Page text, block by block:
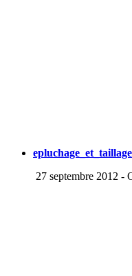
27 septembre 2012 -